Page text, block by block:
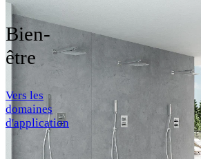
Bien-
être
Vers les
domaines
d'application